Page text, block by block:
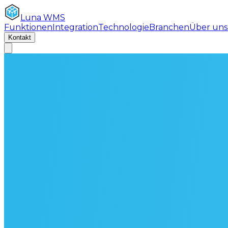
Luna WMS
FunktionenIntegrationTechnologieBranchenÜber uns
Kontakt